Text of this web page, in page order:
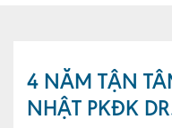
4 NĂM TẬN
NHẬT PKĐK